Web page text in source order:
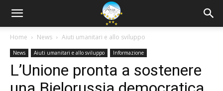
Home News Aiuti umanitari e allo sviluppo
News Aiuti umanitari e allo sviluppo Informazione
L’Unione pronta a sostenere